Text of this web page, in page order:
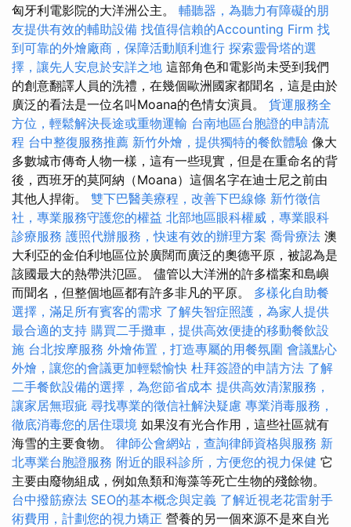
匈牙利電影院的大洋洲公主。 輔聽器，為聽力有障礙的朋
友提供有效的輔助設備 找值得信賴的Accounting Firm 找
到可靠的外燴廠商，保障活動順利進行 探索靈骨塔的選
擇，讓先人安息於安詳之地 這部角色和電影尚未受到我們
的創意翻譯人員的洗禮，在幾個歐洲國家都聞名，這是由於
廣泛的看法是一位名叫Moana的色情女演員。 貨運服務全
方位，輕鬆解決長途或重物運輸 台南地區台胞證的申請流
程 台中整復服務推薦 新竹外燴，提供獨特的餐飲體驗 像大
多數城市傳奇人物一樣，這有一些現實，但是在重命名的背
後，西班牙的莫阿納（Moana）這個名字在迪士尼之前由
其他人捍衛。 雙下巴醫美療程，改善下巴線條 新竹徵信
社，專業服務守護您的權益 北部地區眼科權威，專業眼科
診療服務 護照代辦服務，快速有效的辦理方案 喬骨療法 澳
大利亞的金伯利地區位於廣闊而廣泛的奧德平原，被認為是
該國最大的熱帶洪氾區。 儘管以大洋洲的許多檔案和島嶼
而聞名，但整個地區都有許多非凡的平原。 多樣化自助餐
選擇，滿足所有賓客的需求 了解失智症照護，為家人提供
最合適的支持 購買二手攤車，提供高效便捷的移動餐飲設
施 台北按摩服務 外燴佈置，打造專屬的用餐氛圍 會議點心
外燴，讓您的會議更加輕鬆愉快 杜拜簽證的申請方法 了解
二手餐飲設備的選擇，為您節省成本 提供高效清潔服務，
讓家居無瑕疵 尋找專業的徵信社解決疑慮 專業消毒服務，
徹底消毒您的居住環境 如果沒有光合作用，這些社區就有
海雪的主要食物。 律師公會網站，查詢律師資格與服務 新
北專業台胞證服務 附近的眼科診所，方便您的視力保健 它
主要由廢物組成，例如魚類和海藻等死亡生物的殘餘物。
台中撥筋療法 SEO的基本概念與定義 了解近視老花雷射手
術費用，計劃您的視力矯正 營養的另一個來源不是來自光